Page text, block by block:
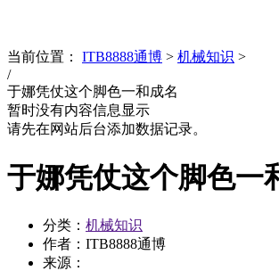
当前位置： ITB8888通博 > 机械知识 >
/
于娜凭仗这个脚色一和成名
暂时没有内容信息显示
请先在网站后台添加数据记录。
于娜凭仗这个脚色一
分类： 机械知识
作者：ITB8888通博
来源：